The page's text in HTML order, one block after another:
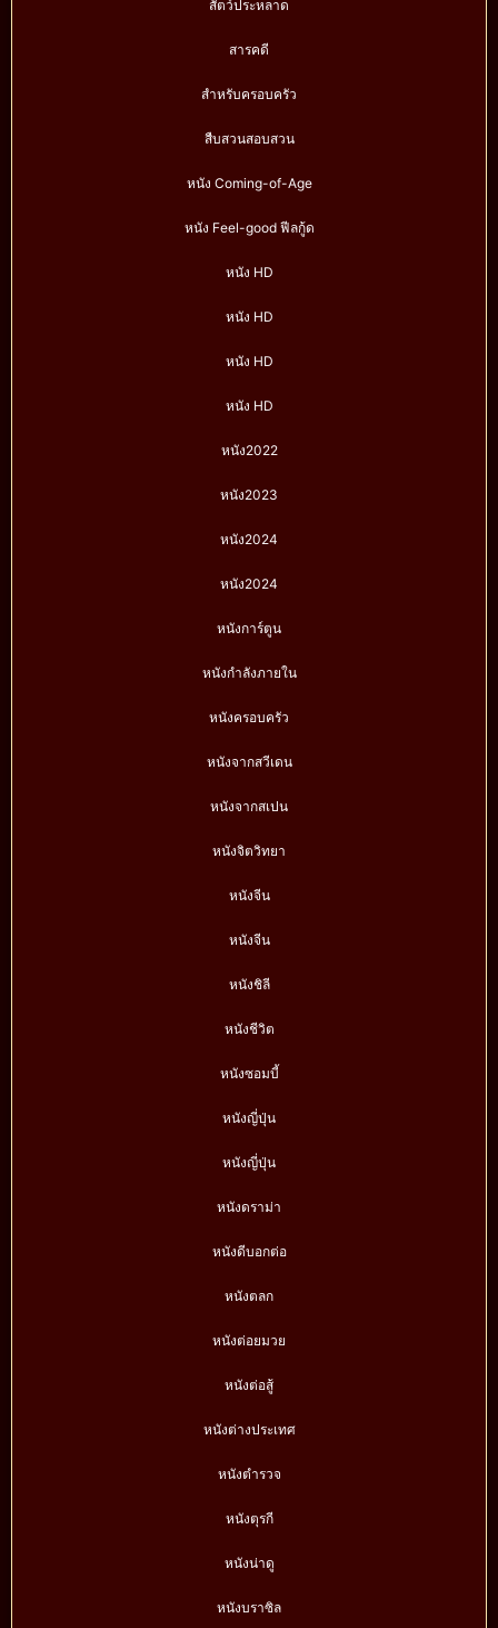
สัตว์ประหลาด
สารคดี
สำหรับครอบครัว
สืบสวนสอบสวน
หนัง Coming-of-Age
หนัง Feel-good ฟีลกู้ด
หนัง HD
หนัง HD
หนัง HD
หนัง HD
หนัง2022
หนัง2023
หนัง2024
หนัง2024
หนังการ์ตูน
หนังกำลังภายใน
หนังครอบครัว
หนังจากสวีเดน
หนังจากสเปน
หนังจิตวิทยา
หนังจีน
หนังจีน
หนังชิลี
หนังชีวิต
หนังซอมบี้
หนังญี่ปุ่น
หนังญี่ปุ่น
หนังดราม่า
หนังดีบอกต่อ
หนังตลก
หนังต่อยมวย
หนังต่อสู้
หนังต่างประเทศ
หนังตำรวจ
หนังตุรกี
หนังน่าดู
หนังบราซิล